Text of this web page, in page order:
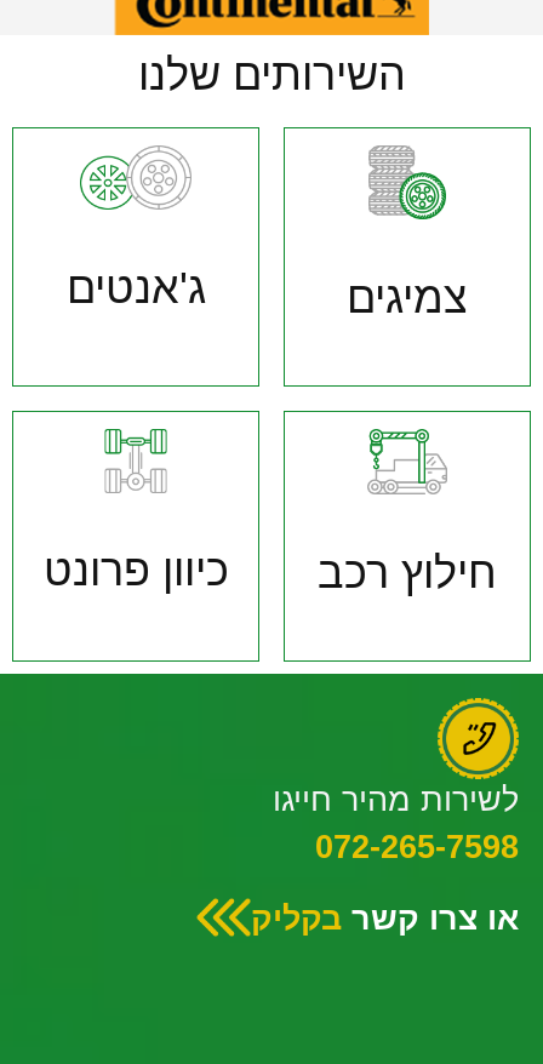
השירותים שלנו
צמיגים ג'אנטים
חילוץ רכב כיוון פרונט
לשירות מהיר חייגו
072-265-7598
או צרו קשר בקליק